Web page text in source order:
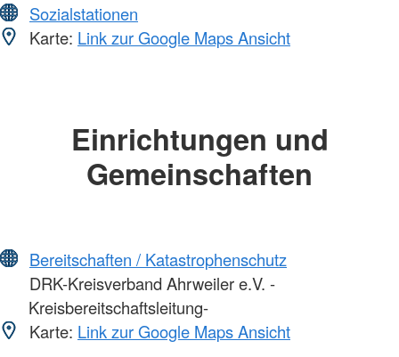
Sozialstationen
Karte: Link zur Google Maps Ansicht
Einrichtungen und
Gemeinschaften
Bereitschaften / Katastrophenschutz
DRK-Kreisverband Ahrweiler e.V. -
Kreisbereitschaftsleitung-
Karte: Link zur Google Maps Ansicht